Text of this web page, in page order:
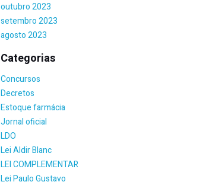
outubro 2023
setembro 2023
agosto 2023
Categorias
Concursos
Decretos
Estoque farmácia
Jornal oficial
LDO
Lei Aldir Blanc
LEI COMPLEMENTAR
Lei Paulo Gustavo